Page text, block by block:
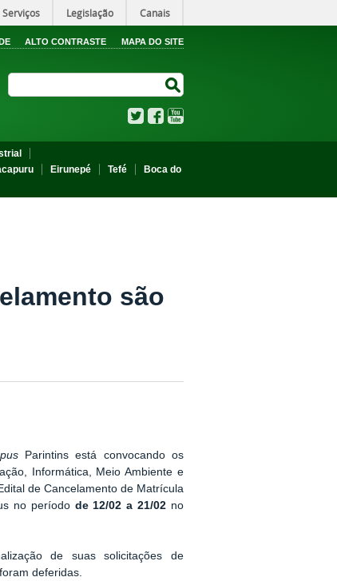
Serviços Legislação Canais
ALTO CONTRASTE MAPA DO SITE
TwitterFacebook
Eirunepé Tefé
Boca do
são
Parintins está convocando os
Informática, Meio Ambiente e
de Cancelamento de Matrícula
no período de 12/02 a 21/02 no
de suas solicitações de
deferidas.